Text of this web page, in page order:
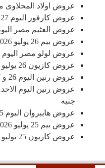
عروض اولاد المحلاوى من 27 يوليو حتى 5 اغسطس
عروض كارفور اليوم 27 يوليو حتى 29 يوليو 2026 الفريش
عروض العثيم مصر اليوم 27 يوليو
عروض بيم 26 يوليو 2026
عروض لولو مصر اليوم 26 يوليو حتى 5 اغسطس 2026
عروض كازيون 26 يوليو 2026
عروض رنين اليوم 26 و 27 يوليو 2026 أدوات منزلية
جنيه
عروض هايبروان اليوم 25 يوليو – 5 اغسطس 2026
عروض بيم 25 يوليو 2026
عروض كازيون 25 يوليو 2026